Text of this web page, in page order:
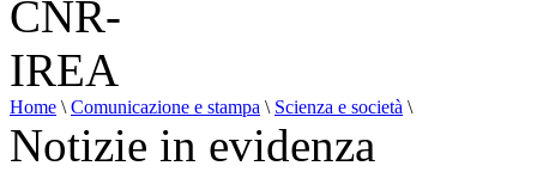
Home \ Comunicazione e stampa \ Scienza e società \
Notizie in evidenza